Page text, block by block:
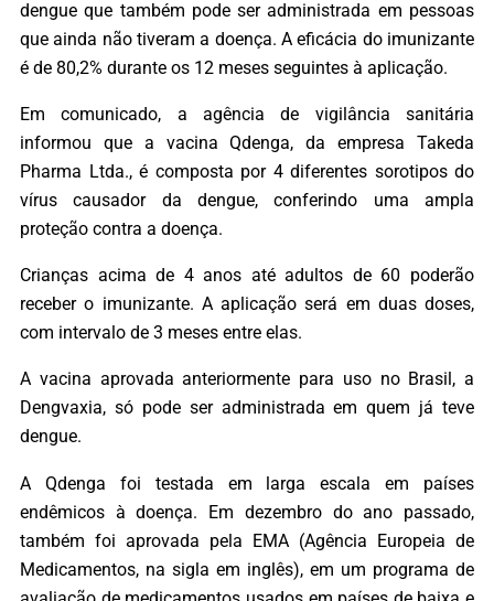
dengue que também pode ser administrada em pessoas
que ainda não tiveram a doença. A eficácia do imunizante
é de 80,2% durante os 12 meses seguintes à aplicação.
Em comunicado, a agência de vigilância sanitária
informou que a vacina Qdenga, da empresa Takeda
Pharma Ltda., é composta por 4 diferentes sorotipos do
vírus causador da dengue, conferindo uma ampla
proteção contra a doença.
Crianças acima de 4 anos até adultos de 60 poderão
receber o imunizante. A aplicação será em duas doses,
com intervalo de 3 meses entre elas.
A vacina aprovada anteriormente para uso no Brasil, a
Dengvaxia, só pode ser administrada em quem já teve
dengue.
A Qdenga foi testada em larga escala em países
endêmicos à doença. Em dezembro do ano passado,
também foi aprovada pela EMA (Agência Europeia de
Medicamentos, na sigla em inglês), em um programa de